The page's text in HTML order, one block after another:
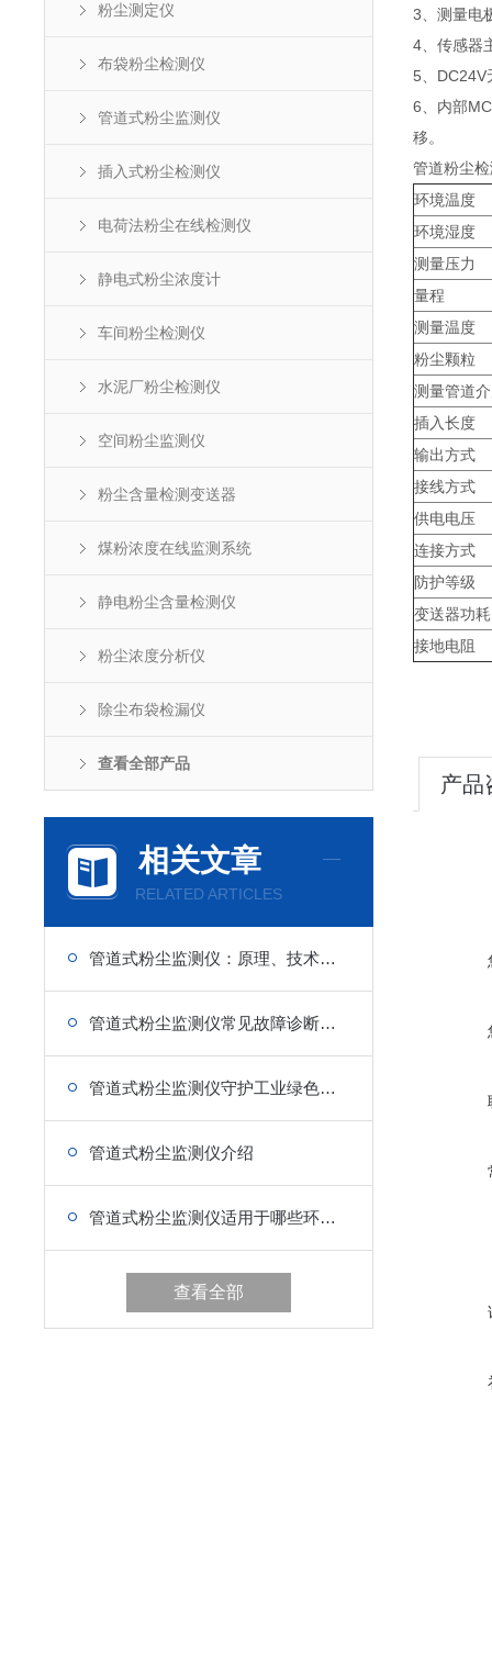
粉尘测定仪
布袋粉尘检测仪
管道式粉尘监测仪
插入式粉尘检测仪
电荷法粉尘在线检测仪
静电式粉尘浓度计
车间粉尘检测仪
水泥厂粉尘检测仪
空间粉尘监测仪
粉尘含量检测变送器
煤粉浓度在线监测系统
静电粉尘含量检测仪
粉尘浓度分析仪
除尘布袋检漏仪
查看全部产品
相关文章
RELATED ARTICLES
管道式粉尘监测仪：原理、技术特点与应用解析
管道式粉尘监测仪常见故障诊断与快速维修技巧分享
管道式粉尘监测仪守护工业绿色生产
管道式粉尘监测仪介绍
管道式粉尘监测仪适用于哪些环境监测
查看全部
3、测量电
4、传感器
5、DC24V
6、内部
移。
管道粉尘
环境温度
环境湿度
测量压力
量程
测量温度
粉尘颗粒
测量管道
插入长度
输出方式
接线方式
供电电压
连接方式
防护等级
变送器功耗
接地电阻
产品